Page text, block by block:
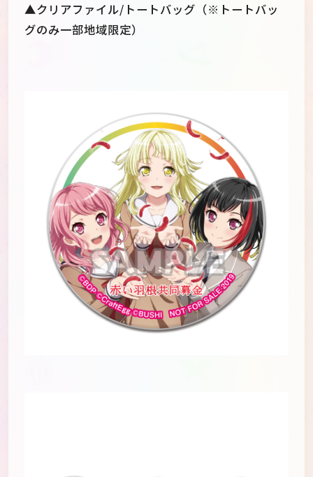
▲クリアファイル/トートバッグ（※トートバッ
グのみ一部地域限定）